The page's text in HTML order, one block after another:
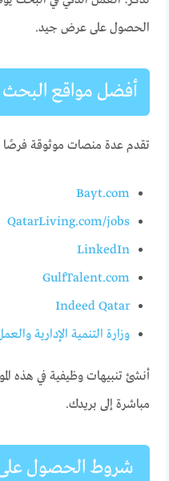
الحصول على عرض جيد.
أفضل مواقع
تقدم عدة منصات موثوقة فرصًا
Bayt.com
QatarLiving.com/jobs
LinkedIn
GulfTalent.com
Indeed Qatar
وزارة التنمية الإدارية
أنشئ تنبيهات وظيفية في هذه
مباشرة إلى بريدك.
شروط الحصول